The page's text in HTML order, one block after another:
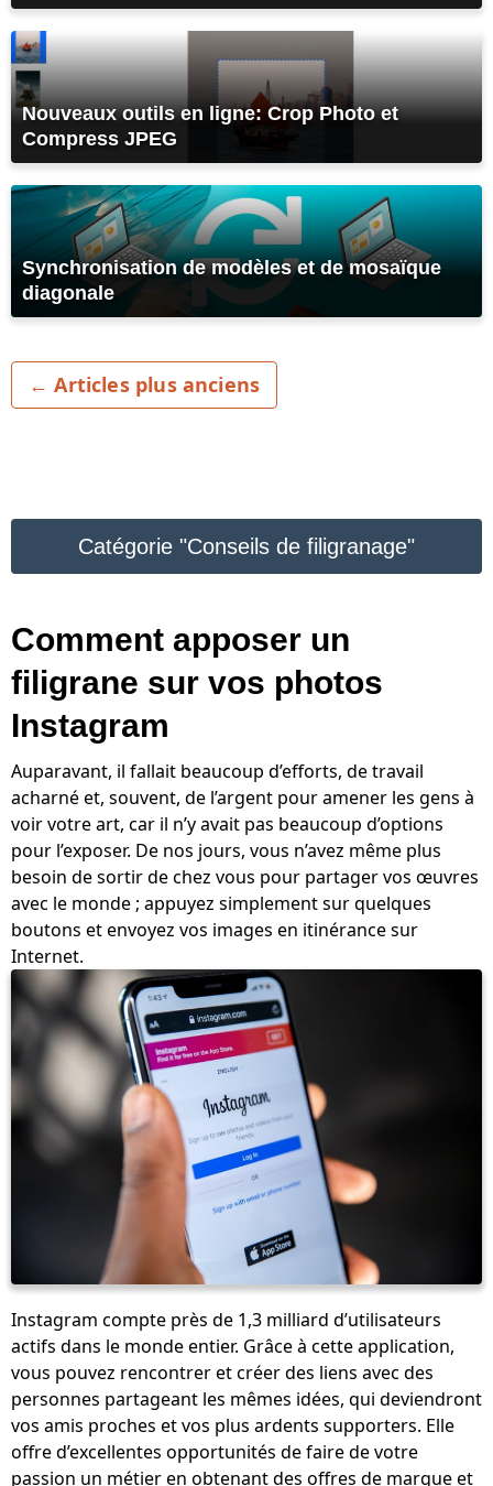
Nouveaux outils en ligne: Crop Photo et
Compress JPEG
Synchronisation de modèles et de mosaïque
diagonale
← Articles plus anciens
Catégorie "Conseils de filigranage"
Comment apposer un
filigrane sur vos photos
Instagram
Auparavant, il fallait beaucoup d’efforts, de travail
acharné et, souvent, de l’argent pour amener les gens à
voir votre art, car il n’y avait pas beaucoup d’options
pour l’exposer. De nos jours, vous n’avez même plus
besoin de sortir de chez vous pour partager vos œuvres
avec le monde ; appuyez simplement sur quelques
boutons et envoyez vos images en itinérance sur
Internet.
Instagram compte près de 1,3 milliard d’utilisateurs
actifs dans le monde entier. Grâce à cette application,
vous pouvez rencontrer et créer des liens avec des
personnes partageant les mêmes idées, qui deviendront
vos amis proches et vos plus ardents supporters. Elle
offre d’excellentes opportunités de faire de votre
passion un métier en obtenant des offres de marque et